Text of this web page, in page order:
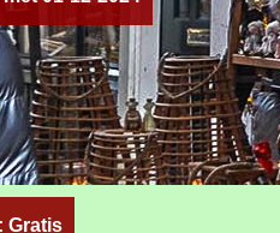
Gratis